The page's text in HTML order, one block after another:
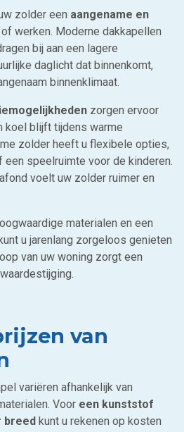
zolder een aangename en
werken. Moderne dakkapellen
bij aan een lagere
daglicht dat binnenkomt,
binnenklimaat.
zorgen ervoor
koel blijft tijdens warme
zolder heeft u flexibele opties,
speelruimte voor de kinderen.
voelt uw zolder ruimer en
materialen en een
u jarenlang zorgeloos genieten
van uw woning zorgt een
van
variëren afhankelijk van
Voor een kunststof
breed kunt u rekenen op kosten